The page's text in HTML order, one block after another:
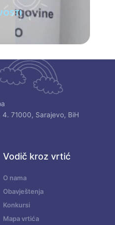
71000, Sarajevo, BiH
Vodič kroz vrtić
O nama
Obavještenja
Konkursi
Mapa vrtića